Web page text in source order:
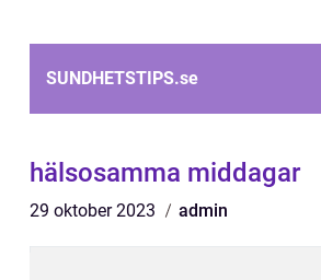
SUNDHETSTIPS.se
hälsosamma middagar
29 oktober 2023 admin